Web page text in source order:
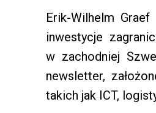
Erik-Wilhelm
inwestycje
w zachodniej
newsletter,
takich jak ICT,